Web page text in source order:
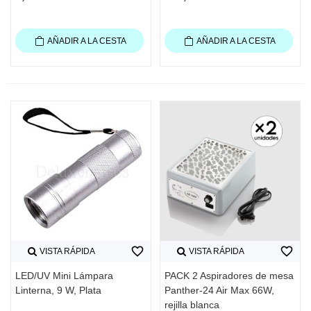
AÑADIR A LA CESTA AÑADIR A LA CESTA
VISTA RÁPIDA
LED/UV Mini Lámpara
Linterna, 9 W, Plata
favorite_border VISTA RÁPIDA
PACK 2 Aspiradores de mesa
Panther-24 Air Max 66W,
rejilla blanca
favorite_border